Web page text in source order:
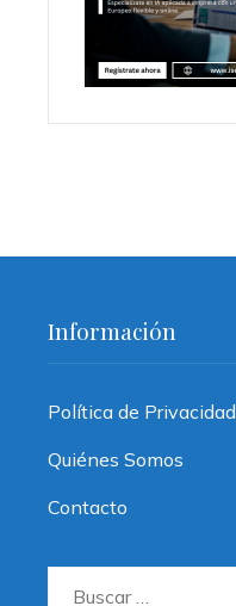
Información
Política de Privacidad
Quiénes Somos
Contacto